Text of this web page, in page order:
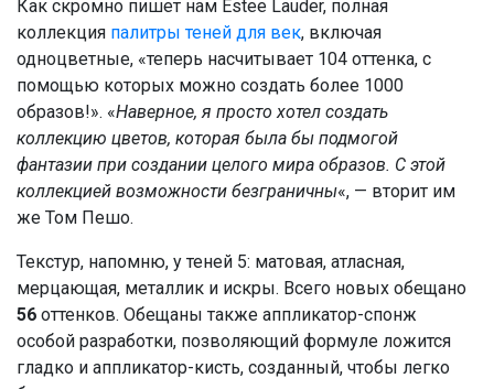
Как скромно пишет нам Estee Lauder, полная
коллекция палитры теней для век, включая
одноцветные, «теперь насчитывает 104 оттенка, с
помощью которых можно создать более 1000
образов!». «Наверное, я просто хотел создать
коллекцию цветов, которая была бы подмогой
фантазии при создании целого мира образов. С этой
коллекцией возможности безграничны«, — вторит им
же Том Пешо.
Текстур, напомню, у теней 5: матовая, атласная,
мерцающая, металлик и искры. Всего новых обещано
56 оттенков. Обещаны также аппликатор-спонж
особой разработки, позволяющий формуле ложится
гладко и аппликатор-кисть, созданный, чтобы легко